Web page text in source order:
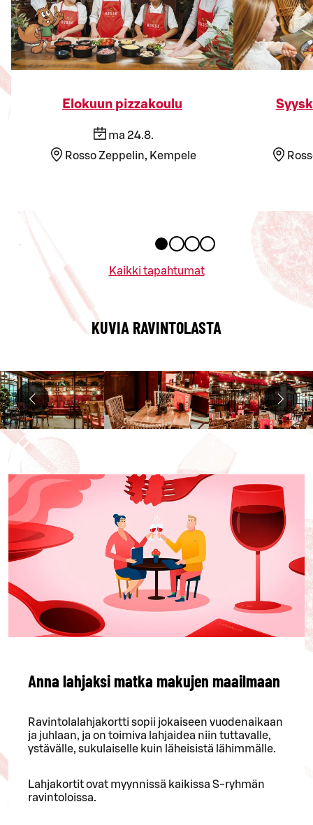
Elokuun pizzakoulu
ma 24.8.
Rosso Zeppelin, Kempele
Kaikki tapahtumat
KUVIA RAVINTOLASTA
Anna lahjaksi matka makujen maailmaan
Ravintolalahjakortti sopii jokaiseen vuodenaikaan
ja juhlaan, ja on toimiva lahjaidea niin tuttavalle,
ystävälle, sukulaiselle kuin läheisistä lähimmälle.
Lahjakortit ovat myynnissä kaikissa S-ryhmän
ravintoloissa.